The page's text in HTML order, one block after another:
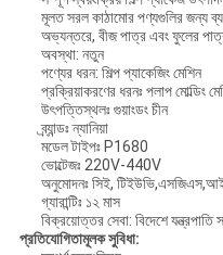
মূলত সরল কাঠামোর পণ্যগুলির জন্য
অভ্যন্তরে, বীজ পাত্র এবং ফুলের
অবস্থা: নতুন
পণ্যের ধরন: শিল্প প্যাকেজিং মেশিন
প্রক্রিয়াকরণের ধরনঃ পলাপ মোল্ডিং
উৎপত্তিস্থলঃ গুয়াংডং চীন
ব্র্যান্ডঃ ন্যানিয়া
মডেল টাইপঃ P1680
ভোল্টেজঃ 220V-440V
অনুমোদনঃ সিই,
গ্যারান্টিঃ ১২ মাস
বিক্রয়োত্তর সেবা: বিদেশে যন্ত্রপাতি
প্রতিযোগিতামূলক সুবিধা: